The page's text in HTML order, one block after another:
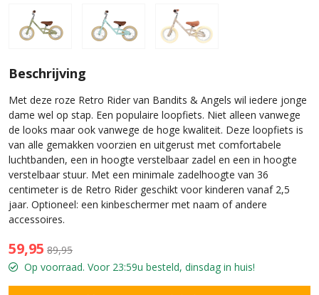
Beschrijving
Met deze roze Retro Rider van Bandits & Angels wil iedere jonge
dame wel op stap. Een populaire loopfiets. Niet alleen vanwege
de looks maar ook vanwege de hoge kwaliteit. Deze loopfiets is
van alle gemakken voorzien en uitgerust met comfortabele
luchtbanden, een in hoogte verstelbaar zadel en een in hoogte
verstelbaar stuur. Met een minimale zadelhoogte van 36
centimeter is de Retro Rider geschikt voor kinderen vanaf 2,5
jaar. Optioneel: een kinbeschermer met naam of andere
accessoires.
59,95 89,95
Op voorraad. Voor 23:59u besteld, dinsdag in huis!